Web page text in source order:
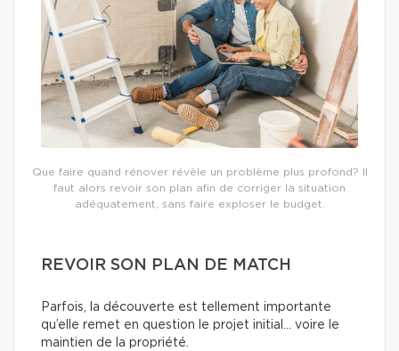
Que faire quand rénover révèle un problème plus profond? Il
faut alors revoir son plan afin de corriger la situation
adéquatement, sans faire exploser le budget.
REVOIR SON PLAN DE MATCH
Parfois, la découverte est tellement importante
qu’elle remet en question le projet initial… voire le
maintien de la propriété.